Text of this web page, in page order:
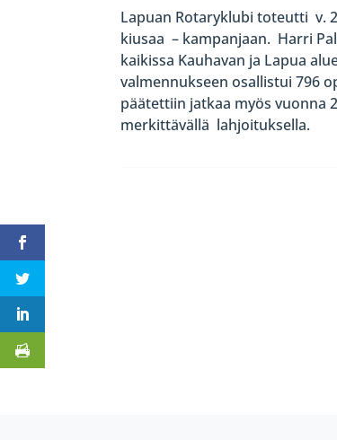
Lapuan Rotaryklubi toteutti v.
kiusaa – kampanjaan. Harri
kaikissa Kauhavan ja Lapua
valmennukseen osallistui 796
päätettiin jatkaa myös vuonna
merkittävällä lahjoituksella.